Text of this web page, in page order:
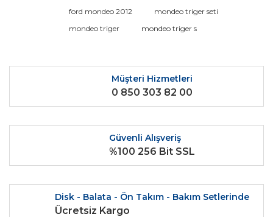
ford mondeo 2012
mondeo triger seti
mondeo triger
mondeo triger s
Müşteri Hizmetleri
0 850 303 82 00
Güvenli Alışveriş
%100 256 Bit SSL
Disk - Balata - Ön Takım - Bakım Setlerinde
Ücretsiz Kargo